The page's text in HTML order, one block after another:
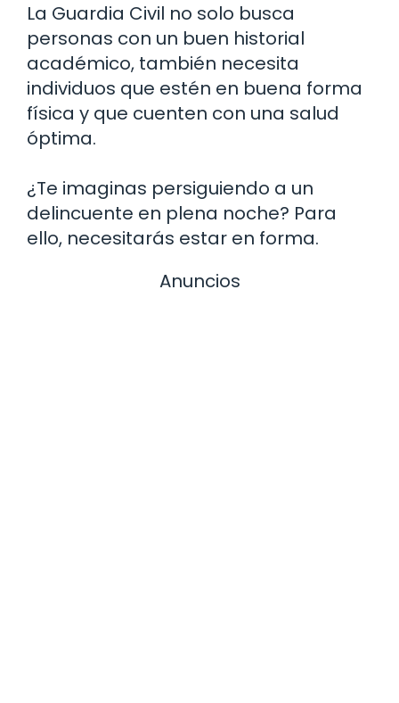
La Guardia Civil no solo busca
personas con un buen historial
académico, también necesita
individuos que estén en buena forma
física y que cuenten con una salud
óptima.
¿Te imaginas persiguiendo a un
delincuente en plena noche? Para
ello, necesitarás estar en forma.
Anuncios